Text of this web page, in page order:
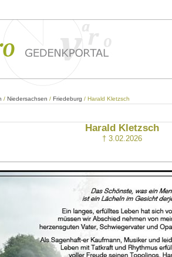
/ Niedersachsen / Friedeburg / Harald Kletzsch
Harald Kletzsch
† 3.02.2026